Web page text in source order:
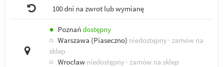
100 dni na zwrot lub wymianę
● Poznań dostępny
○ Warszawa (Piaseczno) niedostępny · zamów na
sklep
○ Wrocław niedostępny · zamów na sklep